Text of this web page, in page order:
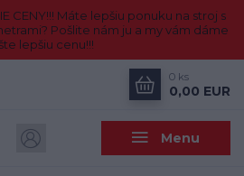
CENY!!! Máte lepšiu ponuku na stroj s
Pošlite nám ju a my vám dáme
lepšiu cenu!!!
Menu
0 ks
0,00 EUR